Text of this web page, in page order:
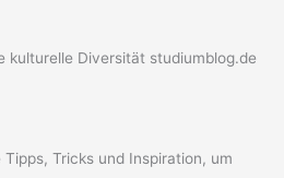
Tricks und Inspiration, um